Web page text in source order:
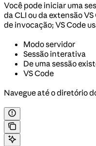
Você pode iniciar uma
da CLI ou da extensão
de invocação; VS Code
Modo servidor
Sessão interativa
De uma sessão
VS Code
Navegue até o diretório